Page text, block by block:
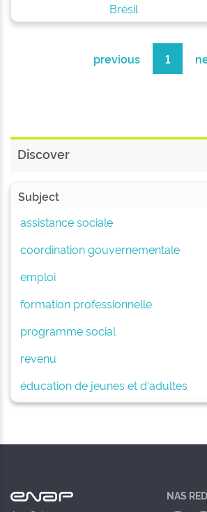
Brésil
previous 1
Discover
Subject
assistance sociale
coordination gouvernementale
emploi
formation professionnelle
programme social
revenu
éducation de jeunes et d'adultes
NAS